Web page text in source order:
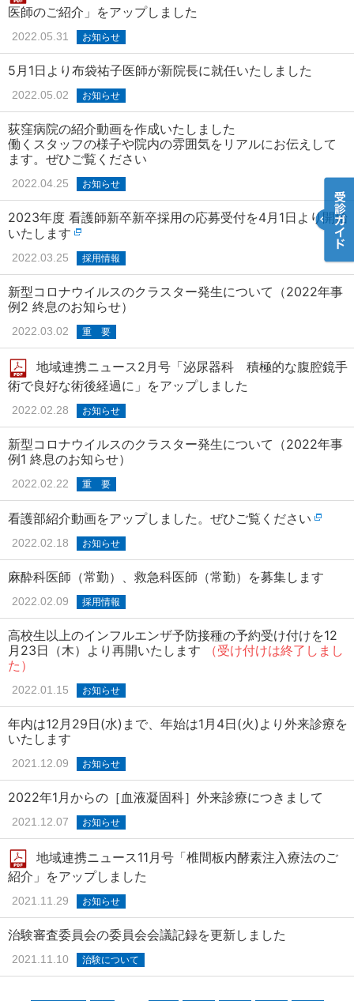
医師のご紹介」をアップしました
2022.05.31 お知らせ
5月1日より布袋祐子医師が新院長に就任いたしました
2022.05.02 お知らせ
荻窪病院の紹介動画を作成いたしました
働くスタッフの様子や院内の雰囲気をリアルにお伝えして
ます。ぜひご覧ください
2022.04.25 お知らせ
2023年度 看護師新卒新卒採用の応募受付を4月1日より開始
いたします
2022.03.25 採用情報
新型コロナウイルスのクラスター発生について（2022年事
例2 終息のお知らせ）
2022.03.02 重 要
地域連携ニュース2月号「泌尿器科 積極的な腹腔鏡手
術で良好な術後経過に」をアップしました
2022.02.28 お知らせ
新型コロナウイルスのクラスター発生について（2022年事
例1 終息のお知らせ）
2022.02.22 重 要
看護部紹介動画をアップしました。ぜひご覧ください
2022.02.18 お知らせ
麻酔科医師（常勤）、救急科医師（常勤）を募集します
2022.02.09 採用情報
高校生以上のインフルエンザ予防接種の予約受け付けを12
月23日（木）より再開いたします
（受け付けは終了しまし
た）
2022.01.15 お知らせ
年内は12月29日(水)まで、年始は1月4日(火)より外来診療を
いたします
2021.12.09 お知らせ
2022年1月からの［血液凝固科］外来診療につきまして
2021.12.07 お知らせ
地域連携ニュース11月号「椎間板内酵素注入療法のご
紹介」をアップしました
2021.11.29 お知らせ
治験審査委員会の委員会会議記録を更新しました
2021.11.10 治験について